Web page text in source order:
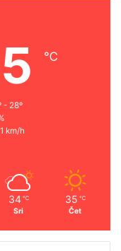
℃
- 28º
km/h
34 ℃
Sri
35 ℃
Čet